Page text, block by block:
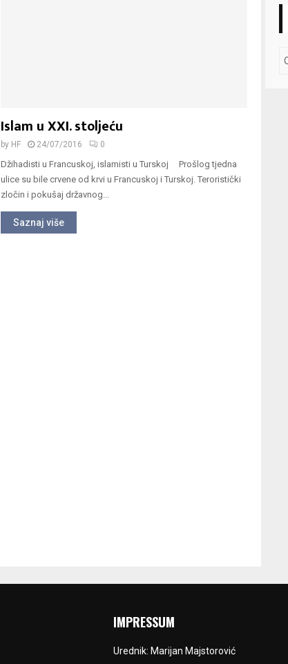
Islam u XXI. stoljeću
by HF 24/07/2016 0
Džihadisti u Francuskoj, islamisti u Turskoj Prošlog tjedna
ulice su bile crvene od krvi u Francuskoj i Turskoj. Teroristički
zločin i pokušaj državnog...
Saznaj više
IMPRESSUM
Urednik: Marijan Majstorović